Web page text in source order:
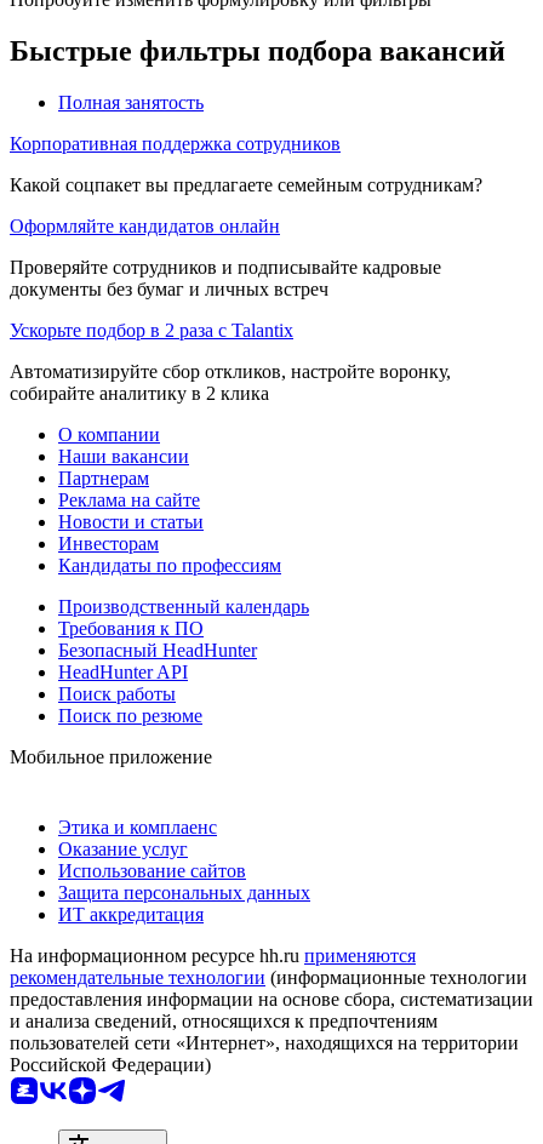
Быстрые фильтры подбора вакансий
Полная занятость
Корпоративная поддержка сотрудников
Какой соцпакет вы предлагаете семейным сотрудникам?
Оформляйте кандидатов онлайн
Проверяйте сотрудников и подписывайте кадровые
документы без бумаг и личных встреч
Ускорьте подбор в 2 раза с Talantix
Автоматизируйте сбор откликов, настройте воронку,
собирайте аналитику в 2 клика
О компании
Наши вакансии
Партнерам
Реклама на сайте
Новости и статьи
Инвесторам
Кандидаты по профессиям
Производственный календарь
Требования к ПО
Безопасный HeadHunter
HeadHunter API
Поиск работы
Поиск по резюме
Мобильное приложение
Этика и комплаенс
Оказание услуг
Использование сайтов
Защита персональных данных
ИТ аккредитация
На информационном ресурсе hh.ru применяются
рекомендательные технологии (информационные технологии
предоставления информации на основе сбора, систематизации
и анализа сведений, относящихся к предпочтениям
пользователей сети «Интернет», находящихся на территории
Российской Федерации)